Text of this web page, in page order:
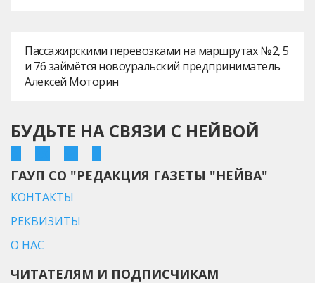
Пассажирскими перевозками на маршрутах № 2, 5
и 76 займётся новоуральский предприниматель
Алексей Моторин
БУДЬТЕ НА СВЯЗИ С НЕЙВОЙ
ГАУП СО "РЕДАКЦИЯ ГАЗЕТЫ "НЕЙВА"
КОНТАКТЫ
РЕКВИЗИТЫ
О НАС
ЧИТАТЕЛЯМ И ПОДПИСЧИКАМ